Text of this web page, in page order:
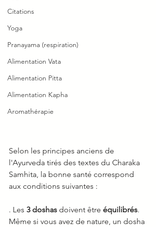
Citations
Yoga
Pranayama (respiration)
Alimentation Vata
Alimentation Pitta
Alimentation Kapha
Aromathérapie
Selon les principes anciens de
l'Ayurveda tirés des textes du Charaka
Samhita, la bonne santé correspond
aux conditions suivantes :
. Les 3 doshas doivent être équilibrés.
Même si vous avez de nature, un dosha